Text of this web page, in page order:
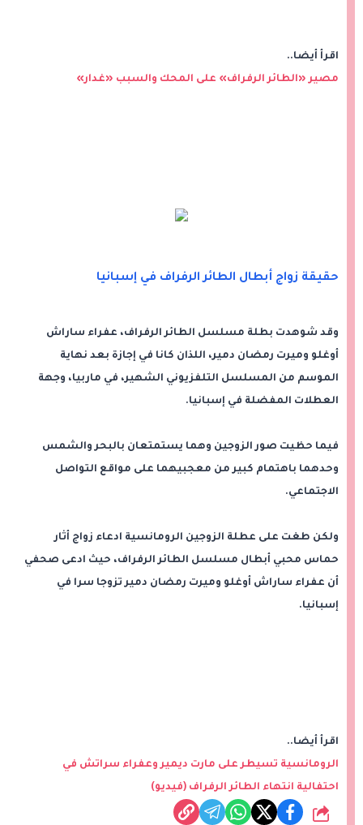
اقرأ أيضا..
مصير «الطائر الرفراف» على المحك والسبب «غدار»
حقيقة زواج أبطال الطائر الرفراف في إسبانيا
وقد شوهدت بطلة مسلسل الطائر الرفراف، عفراء ساراش
أوغلو وميرت رمضان دمير، اللذان كانا في إجازة بعد نهاية
الموسم من المسلسل التلفزيوني الشهير، في ماربيا، وجهة
العطلات المفضلة في إسبانيا.
فيما حظيت صور الزوجين وهما يستمتعان بالبحر والشمس
وحدهما باهتمام كبير من معجبيهما على مواقع التواصل
الاجتماعي.
ولكن طغت على عطلة الزوجين الرومانسية ادعاء زواج أثار
حماس محبي أبطال مسلسل الطائر الرفراف، حيث ادعى صحفي
أن عفراء ساراش أوغلو وميرت رمضان دمير تزوجا سرا في
إسبانيا.
اقرأ أيضا..
الرومانسية تسيطر على مارت ديمير وعفراء سراتش في
احتفالية انتهاء الطائر الرفراف (فيديو)
شارك